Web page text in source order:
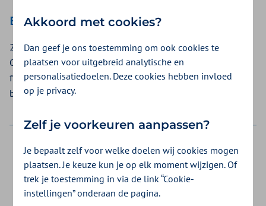
Betaaltekst FBTO verandert
28-05-2026
Op 29 mei 2026 stappen we deels over op een vernieuwd
financieel systeem. We leggen graag uit wat dit voor u
betekent.
Was dit nuttig?
Akkoord met cookies?
Dan geef je ons toestemming om ook cookies te
plaatsen voor uitgebreid analytische en
personalisatiedoelen. Deze cookies hebben invloed
op je privacy.
Zelf je voorkeuren aanpassen?
Je bepaalt zelf voor welke doelen wij cookies mogen
plaatsen. Je keuze kun je op elk moment wijzigen. Of
trek je toestemming in via de link “Cookie-
instellingen” onderaan de pagina.